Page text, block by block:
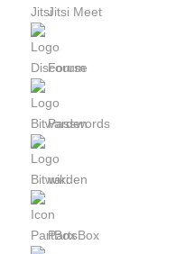
Jitsi Meet
Forum
Passwords
wiki
PartsBox